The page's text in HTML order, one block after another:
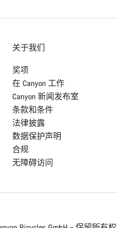
关于我们
奖项
在 Canyon 工作
Canyon 新闻发布室
条款和条件
法律披露
数据保护声明
合规
无障碍访问